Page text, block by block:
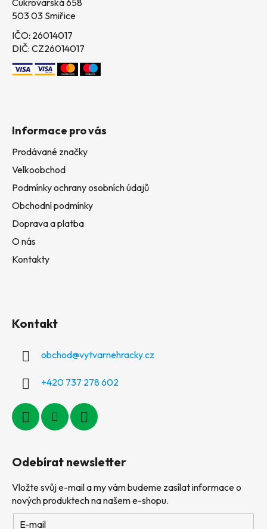
Cukrovarská 658
503 03 Smiřice
IČO: 26014017
DIČ: CZ26014017
Informace pro vás
Prodávané značky
Velkoobchod
Podmínky ochrany osobních údajů
Obchodní podmínky
Doprava a platba
O nás
Kontakty
Kontakt
obchod@vytvarnehracky.cz
+420 737 278 602
Odebírat newsletter
Vložte svůj e-mail a my vám budeme zasílat informace o
nových produktech na našem e-shopu.
E-mail